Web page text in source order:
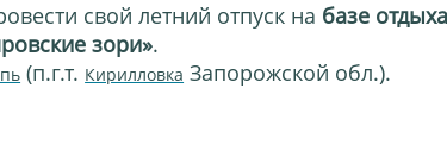
свой летний отпуск на базе отдыха
зори».
(п.г.т. Кирилловка Запорожской обл.).